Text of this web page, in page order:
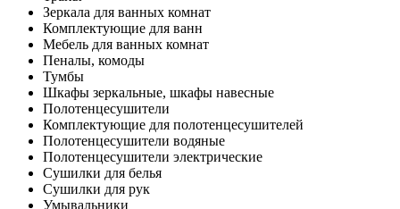
Зеркала для ванных комнат
Комплектующие для ванн
Мебель для ванных комнат
Пеналы, комоды
Тумбы
Шкафы зеркальные, шкафы навесные
Полотенцесушители
Комплектующие для полотенцесушителей
Полотенцесушители водяные
Полотенцесушители электрические
Сушилки для белья
Сушилки для рук
Умывальники